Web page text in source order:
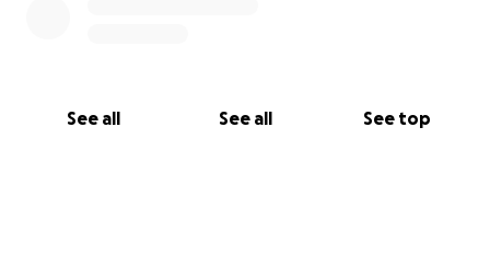
See all See all See top